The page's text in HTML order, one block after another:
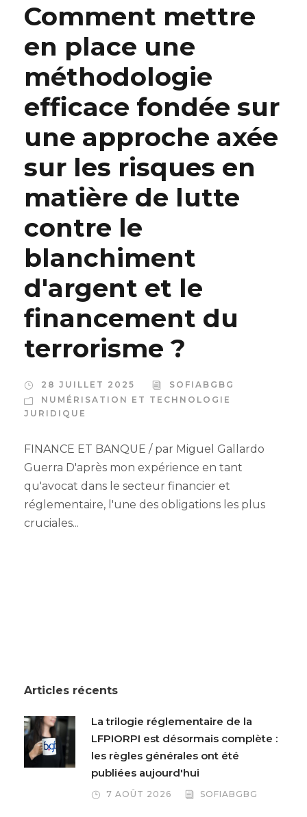
Comment mettre
en place une
méthodologie
efficace fondée sur
une approche axée
sur les risques en
matière de lutte
contre le
blanchiment
d'argent et le
financement du
terrorisme ?
28 JUILLET 2025
SOFIABGBG
NUMÉRISATION ET TECHNOLOGIE
JURIDIQUE
FINANCE ET BANQUE / par Miguel Gallardo
Guerra D'après mon expérience en tant
qu'avocat dans le secteur financier et
réglementaire, l'une des obligations les plus
cruciales...
Articles récents
La trilogie réglementaire de la
LFPIORPI est désormais complète :
les règles générales ont été
publiées aujourd'hui
7 AOÛT 2026 SOFIABGBG